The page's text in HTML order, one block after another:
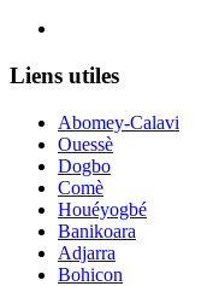
Liens utiles
Abomey-Calavi
Ouessè
Dogbo
Comè
Houéyogbé
Banikoara
Adjarra
Bohicon